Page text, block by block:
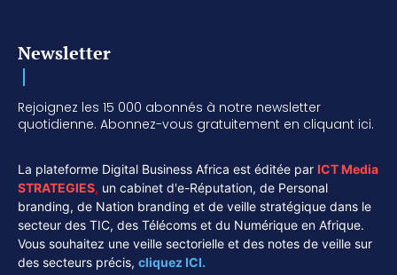
Newsletter
Rejoignez les 15 000 abonnés à notre newsletter
quotidienne. Abonnez-vous gratuitement en cliquant ici.
La plateforme Digital Business Africa est éditée par ICT Media
STRATEGIES, un cabinet d'e-Réputation, de Personal
branding, de Nation branding et de veille stratégique dans le
secteur des TIC, des Télécoms et du Numérique en Afrique.
Vous souhaitez une veille sectorielle et des notes de veille sur
des secteurs précis, cliquez ICI.